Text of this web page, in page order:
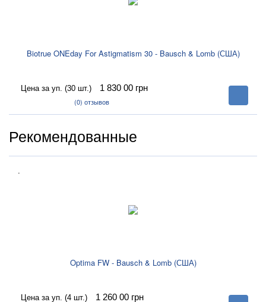
Biotrue ONEday For Astigmatism 30 - Bausch & Lomb (США)
Цена за уп. (30 шт.) 1 830 00 грн
(0) отзывов
В
корзину
Рекомендованные
.
Optima FW - Bausch & Lomb (США)
Цена за уп. (4 шт.) 1 260 00 грн